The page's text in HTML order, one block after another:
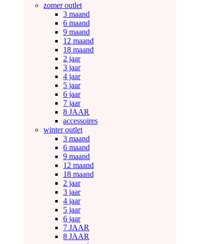
zomer outlet
3 maand
6 maand
9 maand
12 maand
18 maand
2 jaar
3 jaar
4 jaar
5 jaar
6 jaar
7 jaar
8 JAAR
accessoires
winter outlet
3 maand
6 maand
9 maand
12 maand
18 maand
2 jaar
3 jaar
4 jaar
5 jaar
6 jaar
7 JAAR
8 JAAR